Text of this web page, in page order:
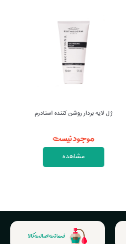
هیالورونیک اسید اوردینری
2,900,000 تومان
مشاهده
ضمانت اصالت کالا